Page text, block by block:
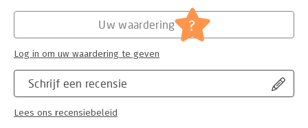
Financieel management
Schrijf een recensie
Lees ons recensiebeleid
Uw waardering ?
Log in om uw waardering te geven